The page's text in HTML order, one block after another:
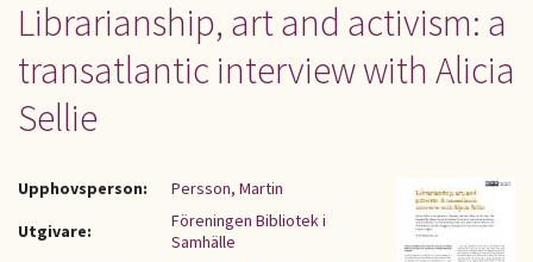
Librarianship, art and activism: a
transatlantic interview with Alicia
Sellie
Upphovsperson:
Persson, Martin
Utgivare:
Föreningen Bibliotek i
Samhälle